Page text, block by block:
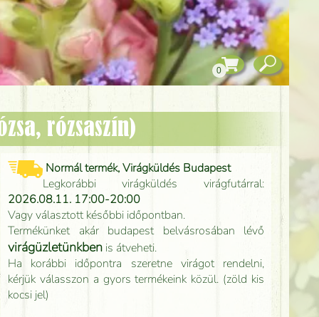
rózsaszín)
Normál termék, Virágküldés Budapest
Legkorábbi virágküldés virágfutárral:
2026.08.11. 17:00-20:00
Vagy választott későbbi időpontban.
Termékünket akár budapest belvásrosában lévő
virágüzletünkben is átveheti.
Ha korábbi időpontra szeretne virágot rendelni,
kérjük válasszon a gyors termékeink közül. (zöld kis
kocsi jel)
0